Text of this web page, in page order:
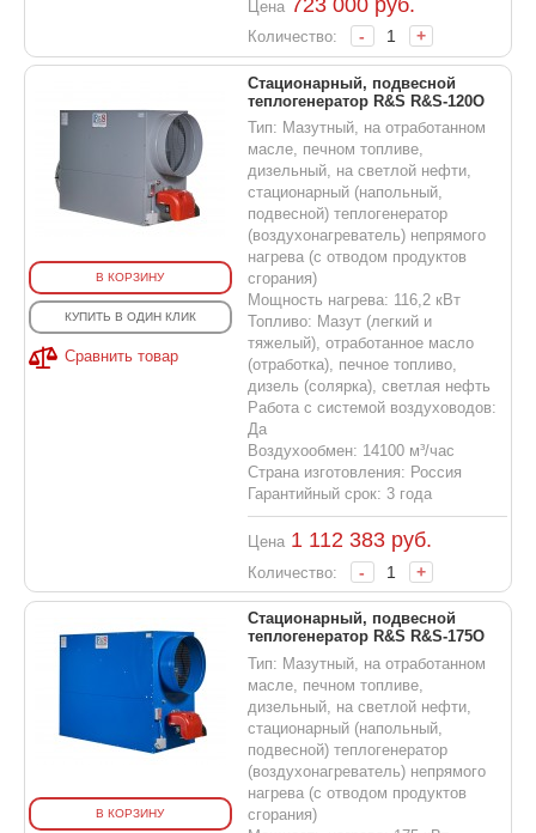
Цена
Количество: - +
В КОРЗИНУ
КУПИТЬ В ОДИН КЛИК
Сравнить товар
Стационарный, подвесной
теплогенератор R&S R&S-120O
Тип: Мазутный, на отработанном
масле, печном топливе,
дизельный, на светлой нефти,
стационарный (напольный,
подвесной) теплогенератор
(воздухонагреватель) непрямого
нагрева (с отводом продуктов
сгорания)
Мощность нагрева: 116,2 кВт
Топливо: Мазут (легкий и
тяжелый), отработанное масло
(отработка), печное топливо,
дизель (солярка), светлая нефть
Работа с системой воздуховодов:
Да
Воздухообмен: 14100 м³/час
Страна изготовления: Россия
Гарантийный срок: 3 года
Цена 1 112 383руб.
Количество: - +
В КОРЗИНУ
Стационарный, подвесной
теплогенератор R&S R&S-175O
Тип: Мазутный, на отработанном
масле, печном топливе,
дизельный, на светлой нефти,
стационарный (напольный,
подвесной) теплогенератор
(воздухонагреватель) непрямого
нагрева (с отводом продуктов
сгорания)